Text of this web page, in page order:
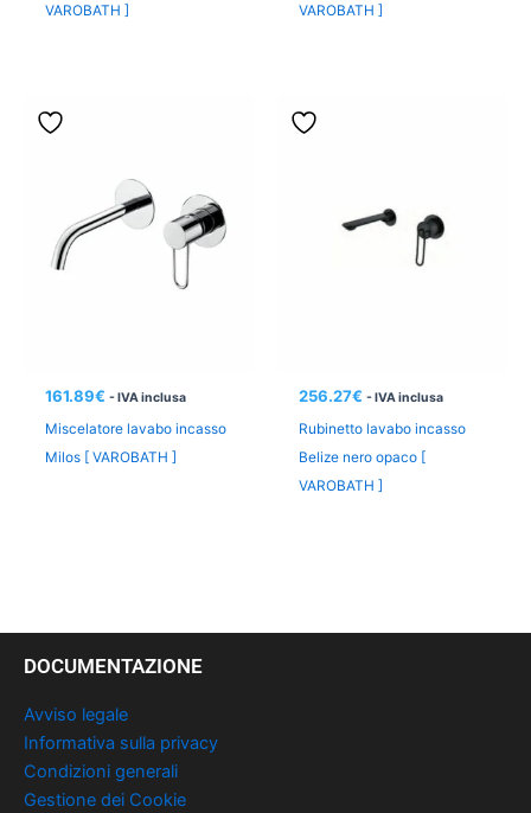
VAROBATH ]
VAROBATH ]
161.89€ - IVA inclusa
Miscelatore lavabo incasso
Milos [ VAROBATH ]
256.27€ - IVA inclusa
Rubinetto lavabo incasso
Belize nero opaco [
VAROBATH ]
DOCUMENTAZIONE
Avviso legale
Informativa sulla privacy
Condizioni generali
Gestione dei Cookie